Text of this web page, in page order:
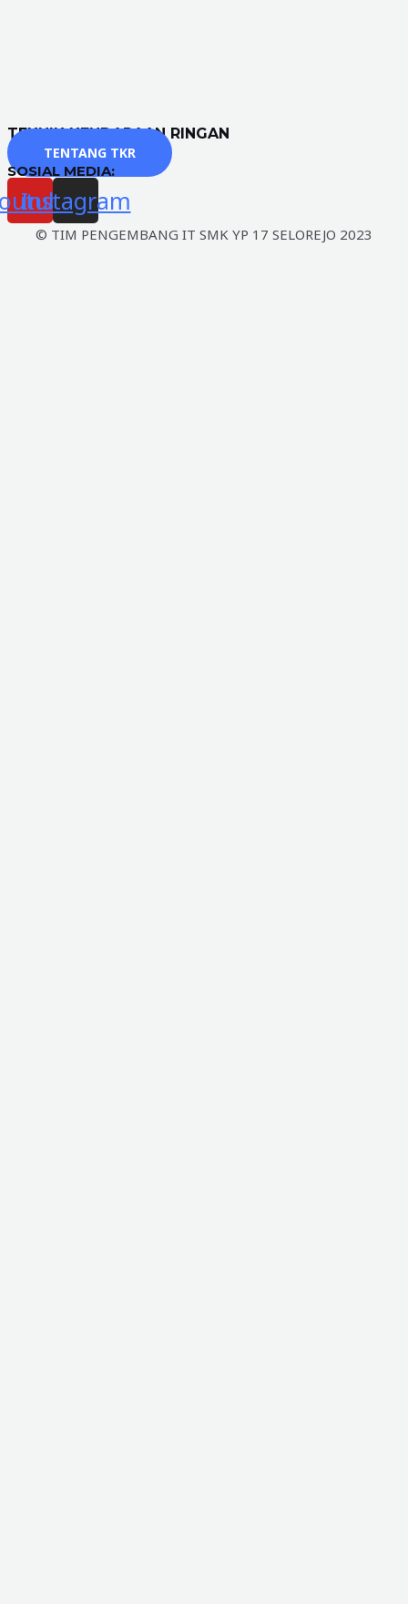
TEKNIK KENDARAAN RINGAN
TENTANG TKR
SOSIAL MEDIA:
Instagram
© TIM PENGEMBANG IT SMK YP 17 SELOREJO 2023